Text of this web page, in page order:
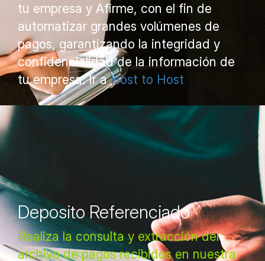
tu empresa y Afirme, con el fin de
automatizar grandes volúmenes de
pagos, garantizando la integridad y
confidencialidad de la información de
tu empresa. Ir aHost to Host
Deposito Referenciado
Realiza la consulta y extracción del
archivo de pagos recibidos en nuestra